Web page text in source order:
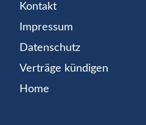
Kontakt
Impressum
Datenschutz
Verträge kündigen
Home